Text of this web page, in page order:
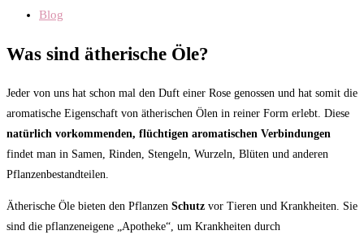
Blog
Was sind ätherische Öle?
Jeder von uns hat schon mal den Duft einer Rose genossen und hat somit die
aromatische Eigenschaft von ätherischen Ölen in reiner Form erlebt. Diese
natürlich vorkommenden, flüchtigen aromatischen Verbindungen
findet man in Samen, Rinden, Stengeln, Wurzeln, Blüten und anderen
Pflanzenbestandteilen.
Ätherische Öle bieten den Pflanzen Schutz vor Tieren und Krankheiten. Sie
sind die pflanzeneigene „Apotheke“, um Krankheiten durch